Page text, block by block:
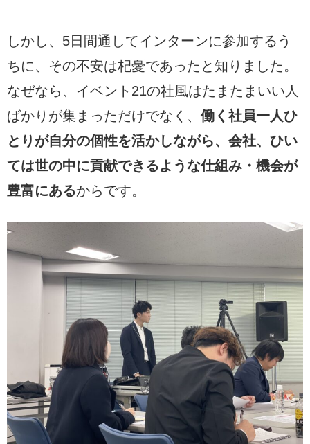
しかし、5日間通してインターンに参加するう
ちに、その不安は杞憂であったと知りました。
なぜなら、イベント21の社風はたまたまいい人
ばかりが集まっただけでなく、 働く社員一人ひ
とりが自分の個性を活かしながら、会社、ひい
ては世の中に貢献できるような仕組み・機会が
豊富にあるからです。